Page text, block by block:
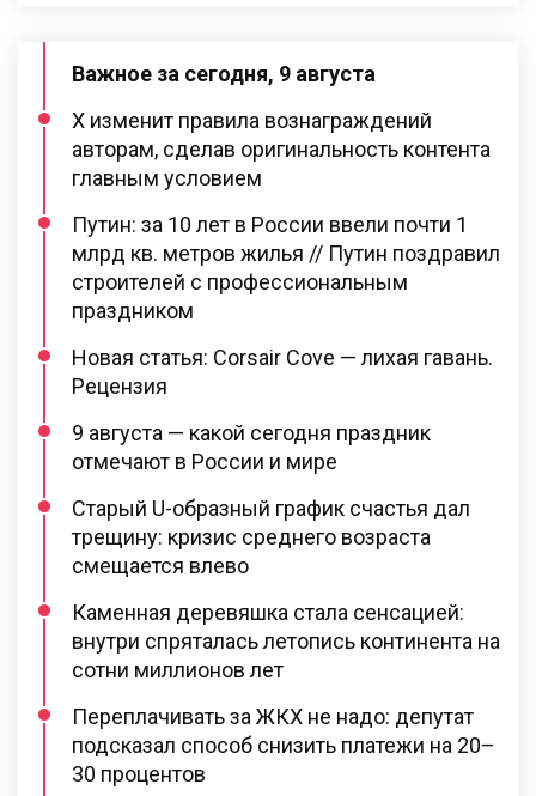
Важное за сегодня, 9 августа
X изменит правила вознаграждений
авторам, сделав оригинальность контента
главным условием
Путин: за 10 лет в России ввели почти 1
млрд кв. метров жилья // Путин поздравил
строителей с профессиональным
праздником
Новая статья: Corsair Cove — лихая гавань.
Рецензия
9 августа — какой сегодня праздник
отмечают в России и мире
Старый U-образный график счастья дал
трещину: кризис среднего возраста
смещается влево
Каменная деревяшка стала сенсацией:
внутри спряталась летопись континента на
сотни миллионов лет
Переплачивать за ЖКХ не надо: депутат
подсказал способ снизить платежи на 20–
30 процентов